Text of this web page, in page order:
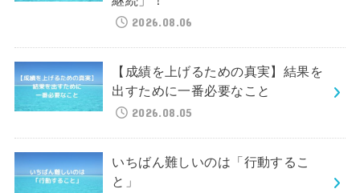
2026.08.06
【成績を上げるための真実】結果を
出すために一番必要なこと
2026.08.05
いちばん難しいのは「行動するこ
と」